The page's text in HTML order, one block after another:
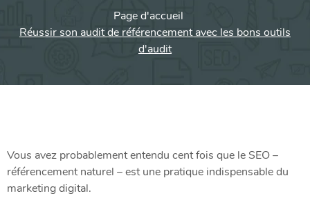
Page d'accueil
Réussir son audit de référencement avec les bons outils
d'audit
Vous avez probablement entendu cent fois que le SEO –
référencement naturel – est une pratique indispensable du
marketing digital.